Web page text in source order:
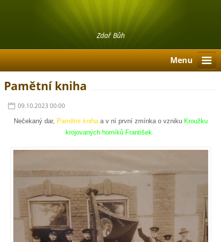
Zdař Bůh
Menu
Pamětní kniha
09.10.2023 00:00
Nečekaný dar, Pamětní kniha a v ní první zmínka o vznikuKroužku
krojovaných horníků František.